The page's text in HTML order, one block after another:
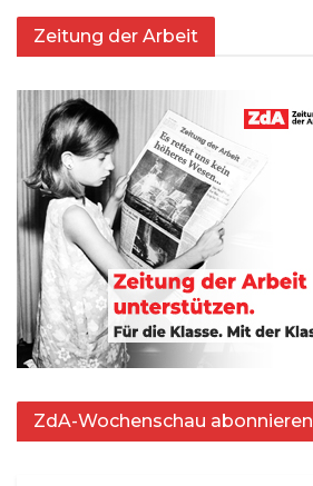
Zeitung der Arbeit
ZdA-Wochenschau abonnieren